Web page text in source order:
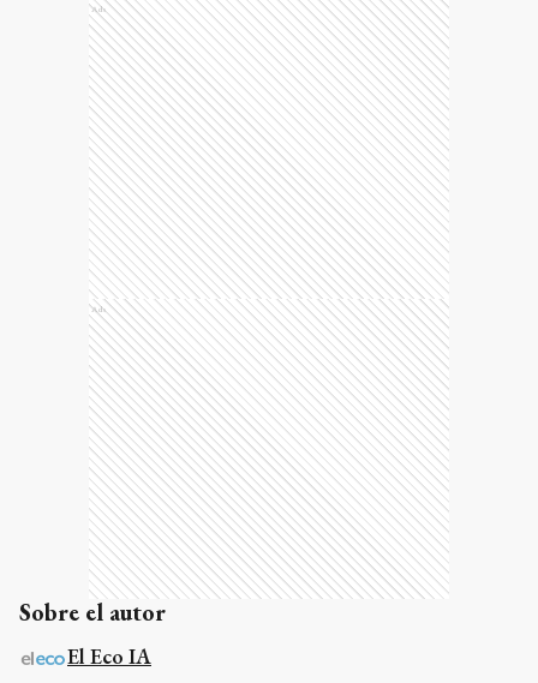
Ads
Ads
Sobre el autor
El Eco IA